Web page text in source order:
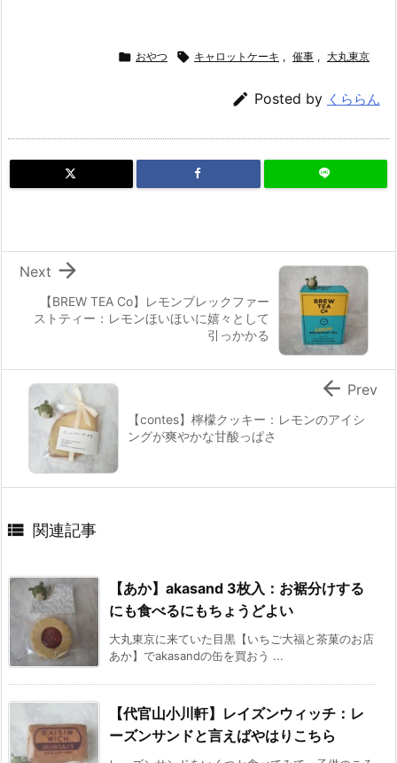
 おやつ  キャロットケーキ , 催事 , 大丸東京
 Posted by くららん
【BREW TEA Co】レモンブレックファー
ストティー：レモンほいほいに嬉々として
引っかかる

Next
【contes】檸檬クッキー：レモンのアイシ
ングが爽やかな甘酸っぱさ
 Prev
 関連記事
【あか】akasand 3枚入：お裾分けする
にも食べるにもちょうどよい
大丸東京に来ていた目黒【いちご大福と茶菓のお店
あか】でakasandの缶を買おう ...
【代官山小川軒】レイズンウィッチ：レ
ーズンサンドと言えばやはりこちら